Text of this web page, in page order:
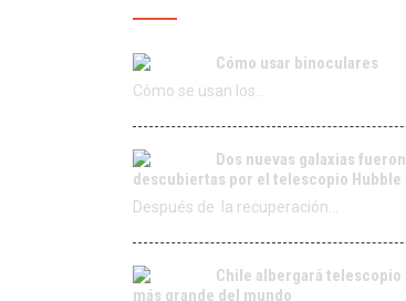
Cómo usar binoculares
Cómo se usan los…
Dos nuevas galaxias fueron
descubiertas por el telescopio Hubble
Después de la recuperación…
Chile albergará telescopio
más grande del mundo